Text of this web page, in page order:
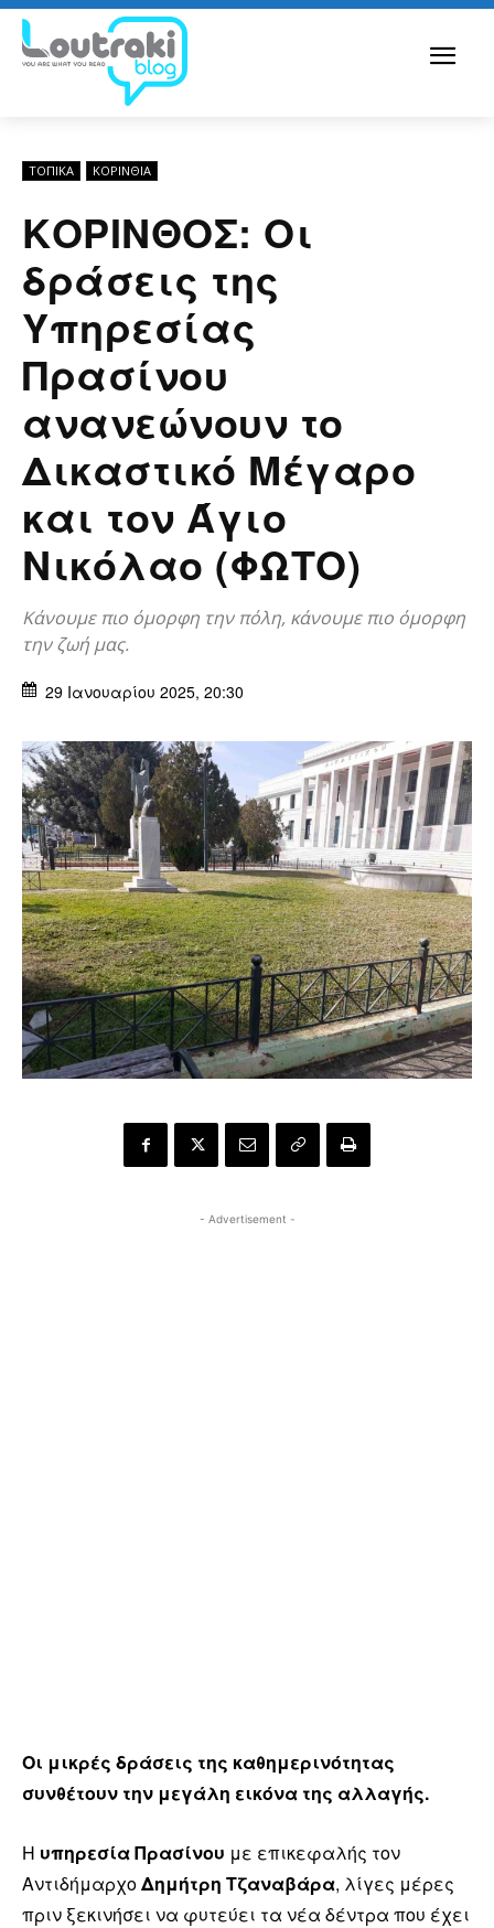
ΤΟΠΙΚΑ ΚΟΡΙΝΘΊΑ
ΚΟΡΙΝΘΟΣ: Οι
δράσεις της
Υπηρεσίας
Πρασίνου
ανανεώνουν το
Δικαστικό Μέγαρο
και τον Άγιο
Νικόλαο (ΦΩΤΟ)
Κάνουμε πιο όμορφη την πόλη, κάνουμε πιο όμορφη
την ζωή μας.
29 Ιανουαρίου 2025, 20:30
- Advertisement -
Οι μικρές δράσεις της καθημερινότητας
συνθέτουν την μεγάλη εικόνα της αλλαγής.
Η υπηρεσία Πρασίνου με επικεφαλής τον
ΑντιδήμαρχοΔημήτρη Τζαναβάρα, λίγες μέρες
πριν ξεκινήσει να φυτεύει τα νέα δέντρα που έχει